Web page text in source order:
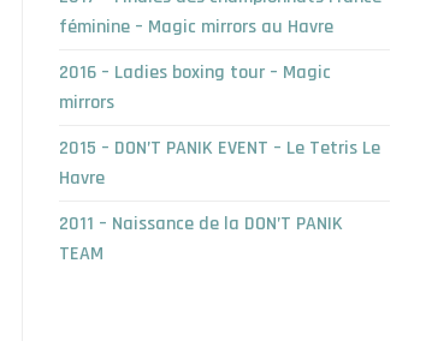
féminine – Magic mirrors au Havre
2016 – Ladies boxing tour – Magic
mirrors
2015 – DON’T PANIK EVENT – Le Tetris Le
Havre
2011 – Naissance de la DON’T PANIK
TEAM